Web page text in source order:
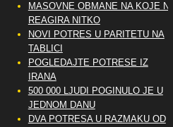
MASOVNE OBMANE NA KOJE NE
REAGIRA NITKO
NOVI POTRES U PARITETU NA
TABLICI
POGLEDAJTE POTRESE IZ
IRANA
500 000 LJUDI POGINULO JE U
JEDNOM DANU
DVA POTRESA U RAZMAKU OD